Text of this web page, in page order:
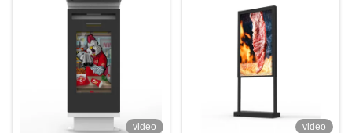
video
video